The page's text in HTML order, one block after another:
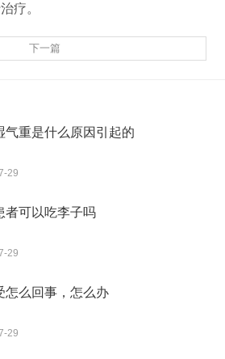
疗。
下一篇
气重是什么原因引起的
29
者可以吃李子吗
29
怎么回事，怎么办
29